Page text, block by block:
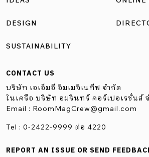
DESIGN
SUSTAINABILITY
CONTACT US
บริษัท เอเอ็มอี อิมเมจิเนทีฟ จำกัด
ในเครือ บริษัท อมรินทร์ คอร์เปอเรชั่นส์
Email : RoomMagCrew@gmail.com
Tel : 0-2422-9999 ต่อ 4220
REPORT AN ISSUE OR SEND